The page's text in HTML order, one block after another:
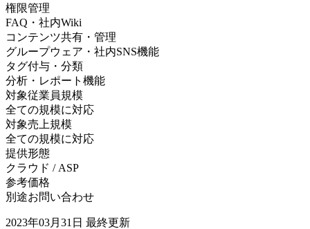
権限管理
FAQ・社内Wiki
コンテンツ共有・管理
グループウェア・社内SNS機能
タグ付与・分類
分析・レポート機能
対象従業員規模
全ての規模に対応
対象売上規模
全ての規模に対応
提供形態
クラウド / ASP
参考価格
別途お問い合わせ
2023年03月31日 最終更新